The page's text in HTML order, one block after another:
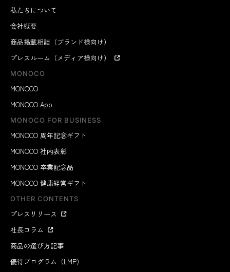
私たちについて
会社概要
商品掲載相談（ブランド様向け）
プレスルーム（メディア様向け）
MONOCO
MONOCO
MONOCO App
MONOCO FOR BUSINESS
MONOCO 周年記念ギフト
MONOCO 社内表彰
MONOCO 卒業記念品
MONOCO 健康経営ギフト
OTHER CONTENTS
プレスリリース
社長コラム
商品の選び方記事
優待プログラム（LMP）